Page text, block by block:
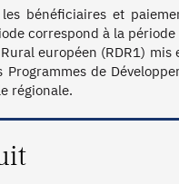
bénéficiaires et
correspond à la
européen (RDR1)
de
régionale.